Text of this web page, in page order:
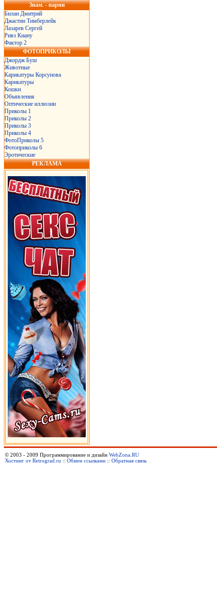
Знам. - парни
Билан Дмитрий
Джастин Тимберлейк
Лазарев Сергей
Ривз Киану
Фактор 2
ФОТОПРИКОЛЫ
Джордж Буш
Животные
Карикатуры Корсунова
Карикатуры
Кошки
Объявления
Оптические иллюзии
Приколы 1
Приколы 2
Приколы 3
Приколы 4
ФотоПриколы 5
Фотоприколы 6
Эротические
РЕКЛАМА
© 2003 - 2009 Программирование и дизайн WebZona.RU
Хостинг от Retrograd.ru :: Обмен ссылками :: Обратная связь